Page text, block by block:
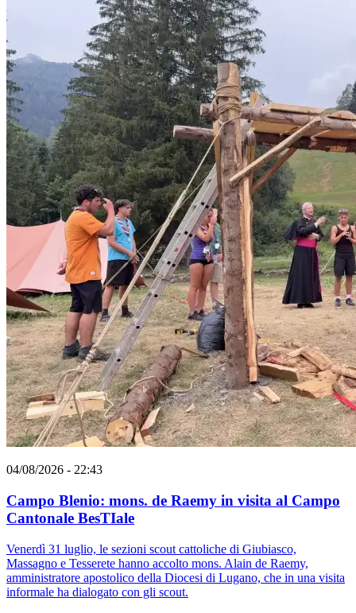
04/08/2026 - 22:43
Campo Blenio: mons. de Raemy in visita al Campo
Cantonale BesTIale
Venerdì 31 luglio, le sezioni scout cattoliche di Giubiasco,
Massagno e Tesserete hanno accolto mons. Alain de Raemy,
amministratore apostolico della Diocesi di Lugano, che in una visita
informale ha dialogato con gli scout.